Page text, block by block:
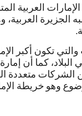
العربية
تكون أكبر
كما أن
من الشركات
وهو خريطة